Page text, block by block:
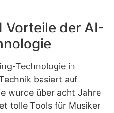
Vorteile der AI-
Technologie in
basiert auf
wurde über acht Jahre
tolle Tools für Musiker